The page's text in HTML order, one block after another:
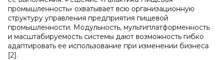
промышленность» охватывает всю организационную
структуру управления предприятия пищевой
промышленности. Модульность, мультиплатформенность
и масштабируемость системы дают возможность гибко
адаптировать ее использование при изменении бизнеса
[2].